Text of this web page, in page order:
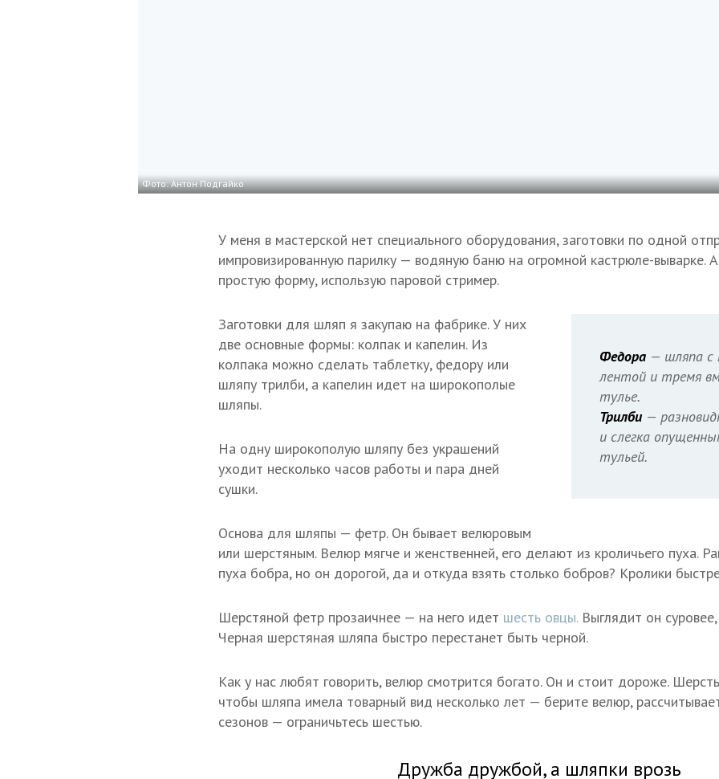
Фото: Антон Подгайко
У меня в мастерской нет специального оборудования, заготовки по одной
импровизированную парилку — водяную баню на огромной кастрюле-выварке.
простую форму, использую паровой стример.
Федора — шляпа с
лентой и тремя
тулье.
Трилби —
и слегка
тульей.
Заготовки для шляп я закупаю на фабрике. У них
две основные формы: колпак и капелин. Из
колпака можно сделать таблетку, федору или
шляпу трилби, а капелин идет на широкополые
шляпы.
На одну широкополую шляпу без украшений
уходит несколько часов работы и пара дней
сушки.
Основа для шляпы — фетр. Он бывает велюровым
или шерстяным. Велюр мягче и женственней, его делают из кроличьего пуха.
пуха бобра, но он дорогой, да и откуда взять столько бобров? Кролики
Шерстяной фетр прозаичнее — на него идет шесть овцы.Выглядит он
Черная шерстяная шляпа быстро перестанет быть черной.
Как у нас любят говорить, велюр смотрится богато. Он и стоит дороже.
чтобы шляпа имела товарный вид несколько лет — берите велюр,
сезонов — ограничьтесь шестью.
Дружба дружбой, а шляпки врозь